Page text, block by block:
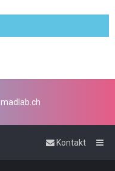
madlab.ch
Kontakt